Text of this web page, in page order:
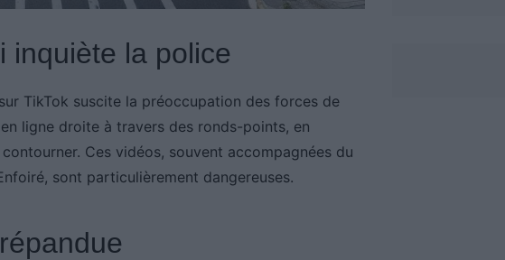
inquiète la police
TikTok suscite la préoccupation des forces de
ligne droite à travers des ronds-points, en
Ces vidéos, souvent accompagnées du
sont particulièrement dangereuses.